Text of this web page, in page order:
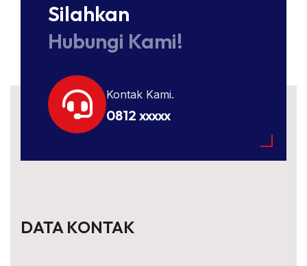
Silahkan
Hubungi Kami!
Kontak Kami.
0812 xxxxx
DATA KONTAK